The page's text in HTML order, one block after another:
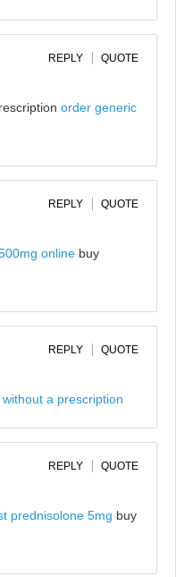
REPLY QUOTE
order generic
REPLY QUOTE
online buy
REPLY QUOTE
a prescription
REPLY QUOTE
prednisolone 5mg buy